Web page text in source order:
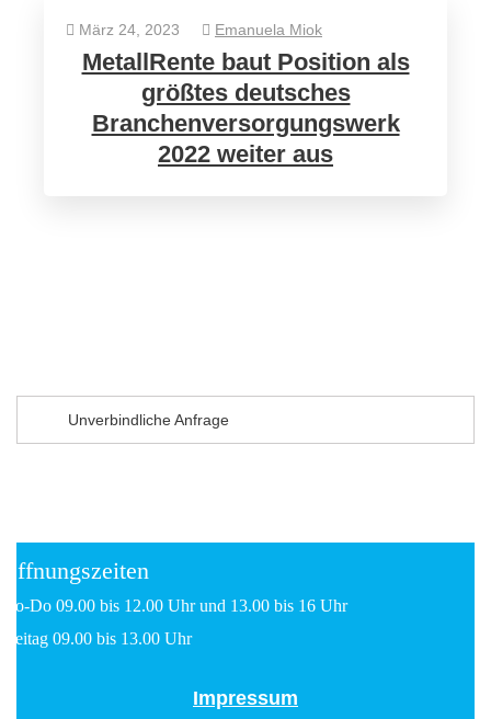
März 24, 2023 Emanuela Miok
MetallRente baut Position als
größtes deutsches
Branchenversorgungswerk
2022 weiter aus
Unverbindliche Anfrage
Öffnungszeiten
Mo-Do 09.00 bis 12.00 Uhr und 13.00 bis 16 Uhr
Freitag 09.00 bis 13.00 Uhr
Impressum